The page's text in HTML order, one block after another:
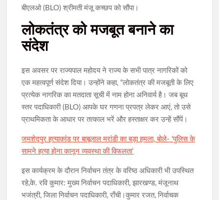
बीएलओ (BLO) श्रीमती मंजू कच्छप को सौंपा।
लोकतंत्र को मजबूत बनाने का
संदेश
इस अवसर पर राज्यपाल महोदय ने राज्य के सभी पात्र नागरिकों को
एक महत्वपूर्ण संदेश दिया। उन्होंने कहा, “लोकतंत्र की मजबूती के लिए
प्रत्येक नागरिक का मतदाता सूची में नाम होना अनिवार्य है। जब बूथ
स्तर पदाधिकारी (BLO) आपके घर गणना प्रपत्र लेकर आएं, तो उसे
प्राथमिकता के आधार पर तत्काल भरें और हस्ताक्षर कर उन्हें सौंपें।
जमशेदपुर हत्याकांड पर बाबूलाल मरांडी का बड़ा हमला, बोले- ‘पुलिस के
सामने हत्या होना कानून व्यवस्था की विफलता’
इस कार्यक्रम के दौरान निर्वाचन तंत्र के वरिष्ठ अधिकारी भी उपस्थित
रहे,के. रवि कुमार: मुख्य निर्वाचन पदाधिकारी, झारखण्ड, मंजूनाथ
भजंत्री, जिला निर्वाचन पदाधिकारी, राँची।कुमार रजत, निर्वाचक